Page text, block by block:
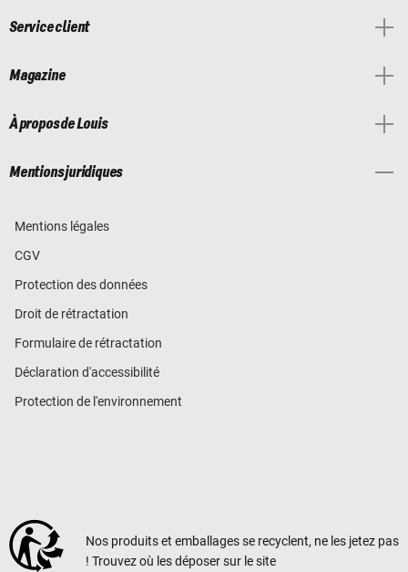
Service client
Magazine
À propos de Louis
Mentions juridiques
Mentions légales
CGV
Protection des données
Droit de rétractation
Formulaire de rétractation
Déclaration d'accessibilité
Protection de l'environnement
Nos produits et emballages se recyclent, ne les jetez pas
! Trouvez où les déposer sur le site